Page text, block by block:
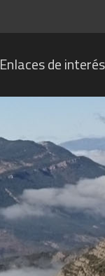
Enlaces de interés